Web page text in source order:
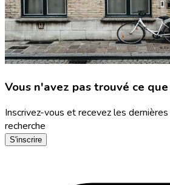
Vous n'avez pas trouvé ce
Inscrivez-vous et recevez les
recherche
S'inscrire